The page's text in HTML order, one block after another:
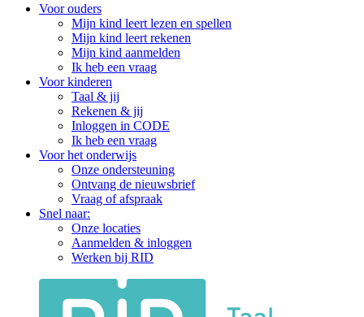
Voor ouders
Mijn kind leert lezen en spellen
Mijn kind leert rekenen
Mijn kind aanmelden
Ik heb een vraag
Voor kinderen
Taal & jij
Rekenen & jij
Inloggen in CODE
Ik heb een vraag
Voor het onderwijs
Onze ondersteuning
Ontvang de nieuwsbrief
Vraag of afspraak
Snel naar:
Onze locaties
Aanmelden & inloggen
Werken bij RID